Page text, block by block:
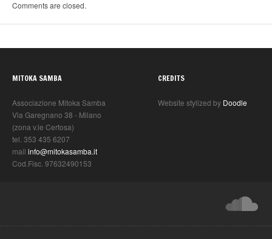
Comments are closed.
MITOKA SAMBA
Associazione Mitoka Samba
Via Garegnano 38 - Milano
(zona v.le Certosa)
tel. 353 435 6207
mail info@mitokasamba.it
Cod.Fisc. 97632490153
CREDITS
Website stylized by Doodle